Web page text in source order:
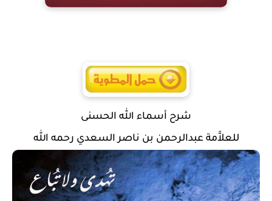
شرح أسماء الله الحسنى
للعلاَّمة عبدالرحمن بن ناصر السعدي رحمه الله